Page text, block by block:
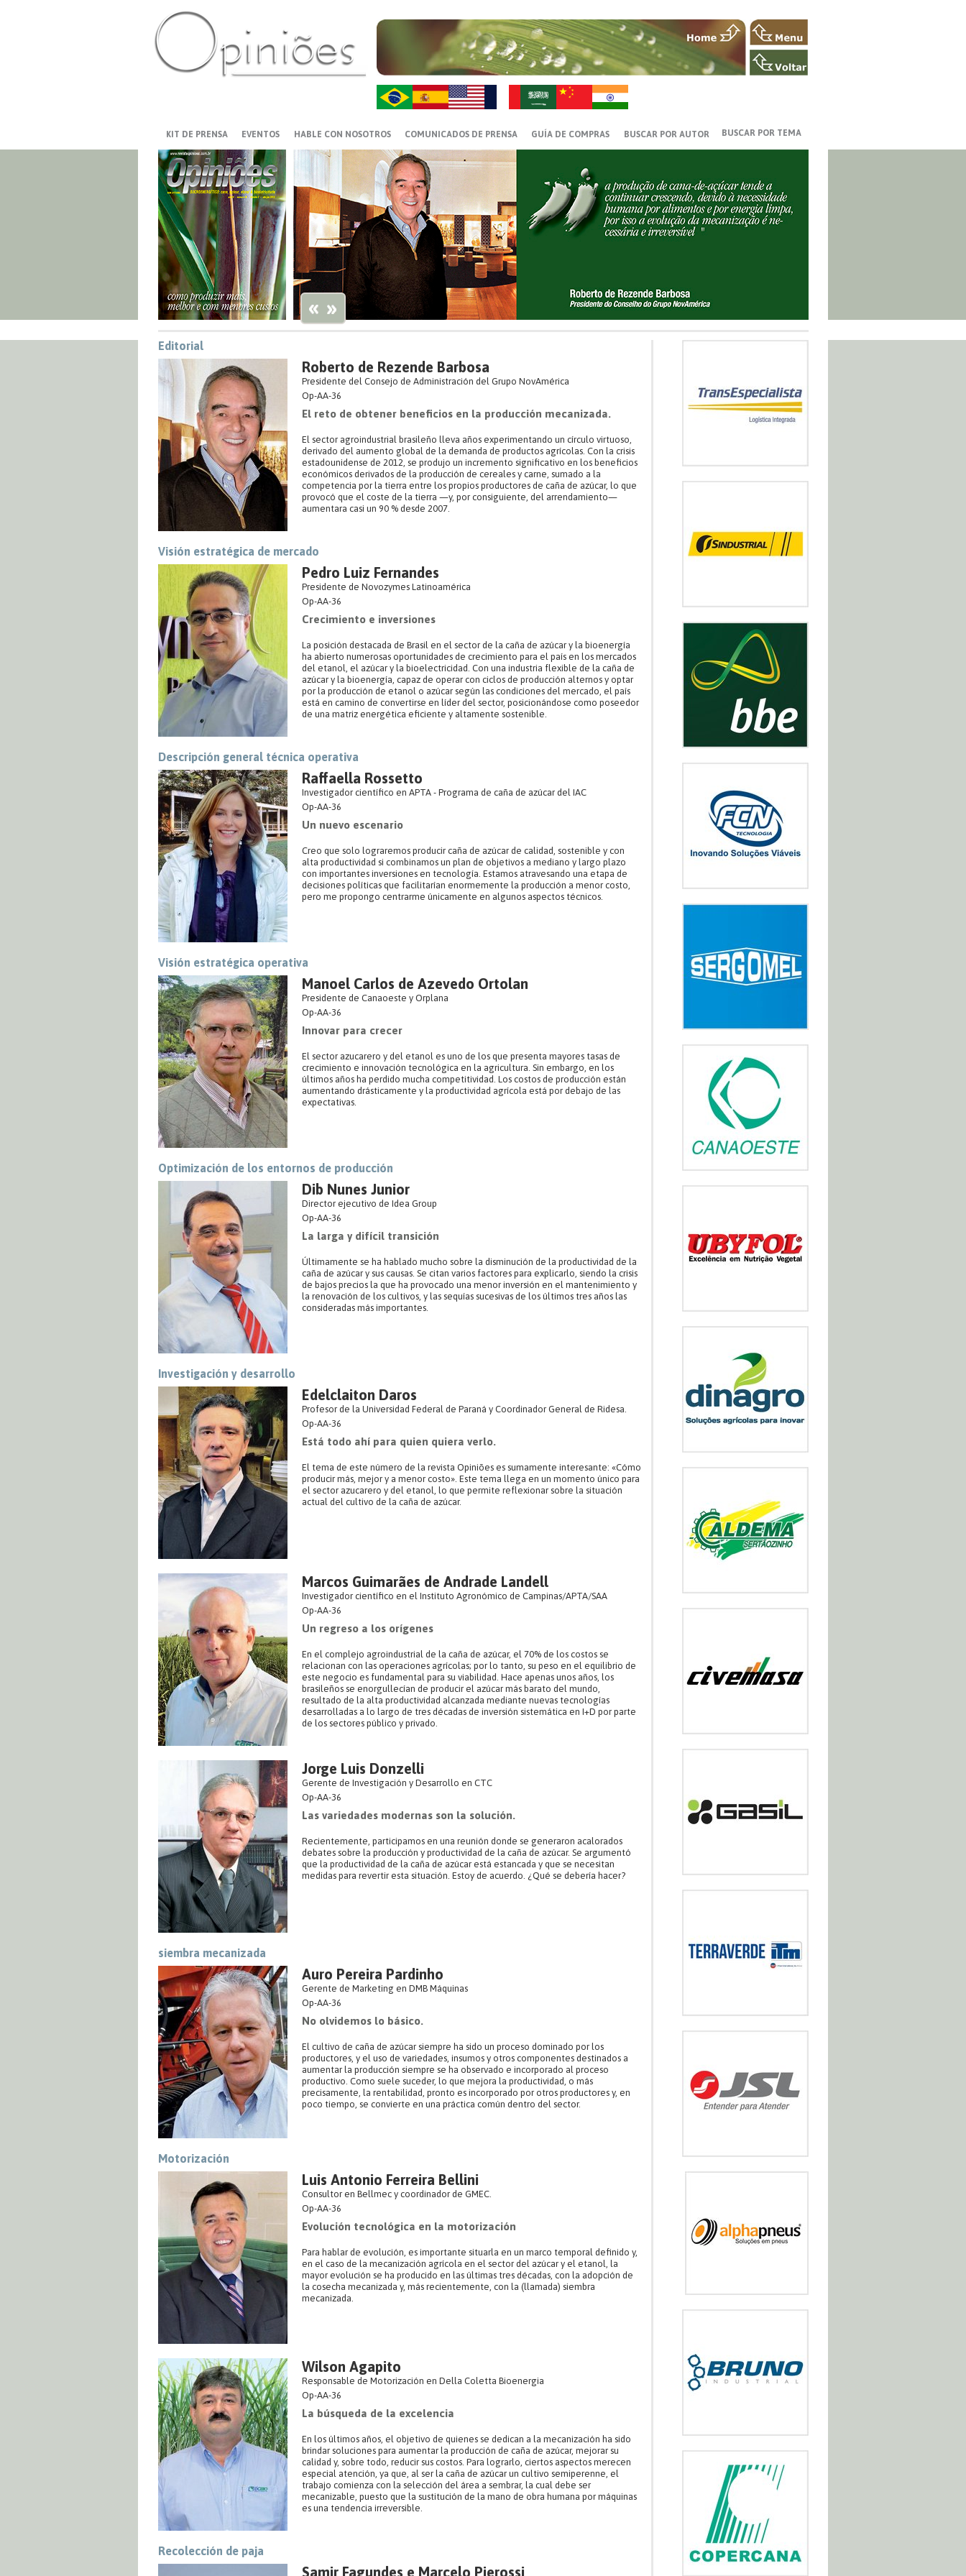
KIT DE PRENSA EVENTOS HABLE CON NOSOTROS COMUNICADOS DE PRENSA GUÍA DE COMPRAS BUSCAR POR AUTOR BUSCAR POR TEMA
Editorial
Roberto de Rezende Barbosa
Presidente del Consejo de Administración del Grupo NovAmérica
Op-AA-36
El reto de obtener beneficios en la producción mecanizada.
El sector agroindustrial brasileño lleva años experimentando un círculo virtuoso,
derivado del aumento global de la demanda de productos agrícolas. Con la crisis
estadounidense de 2012, se produjo un incremento significativo en los beneficios
económicos derivados de la producción de cereales y carne, sumado a la
competencia por la tierra entre los propios productores de caña de azúcar, lo que
provocó que el coste de la tierra —y, por consiguiente, del arrendamiento—
aumentara casi un 90 % desde 2007.
Visión estratégica de mercado
Pedro Luiz Fernandes
Presidente de Novozymes Latinoamérica
Op-AA-36
Crecimiento e inversiones
La posición destacada de Brasil en el sector de la caña de azúcar y la bioenergía
ha abierto numerosas oportunidades de crecimiento para el país en los mercados
del etanol, el azúcar y la bioelectricidad. Con una industria flexible de la caña de
azúcar y la bioenergía, capaz de operar con ciclos de producción alternos y optar
por la producción de etanol o azúcar según las condiciones del mercado, el país
está en camino de convertirse en líder del sector, posicionándose como poseedor
de una matriz energética eficiente y altamente sostenible.
Descripción general técnica operativa
Raffaella Rossetto
Investigador científico en APTA - Programa de caña de azúcar del IAC
Op-AA-36
Un nuevo escenario
Creo que solo lograremos producir caña de azúcar de calidad, sostenible y con
alta productividad si combinamos un plan de objetivos a mediano y largo plazo
con importantes inversiones en tecnología. Estamos atravesando una etapa de
decisiones políticas que facilitarían enormemente la producción a menor costo,
pero me propongo centrarme únicamente en algunos aspectos técnicos.
Visión estratégica operativa
Manoel Carlos de Azevedo Ortolan
Presidente de Canaoeste y Orplana
Op-AA-36
Innovar para crecer
El sector azucarero y del etanol es uno de los que presenta mayores tasas de
crecimiento e innovación tecnológica en la agricultura. Sin embargo, en los
últimos años ha perdido mucha competitividad. Los costos de producción están
aumentando drásticamente y la productividad agrícola está por debajo de las
expectativas.
Optimización de los entornos de producción
Dib Nunes Junior
Director ejecutivo de Idea Group
Op-AA-36
La larga y difícil transición
Últimamente se ha hablado mucho sobre la disminución de la productividad de la
caña de azúcar y sus causas. Se citan varios factores para explicarlo, siendo la crisis
de bajos precios la que ha provocado una menor inversión en el mantenimiento y
la renovación de los cultivos, y las sequías sucesivas de los últimos tres años las
consideradas más importantes.
Investigación y desarrollo
Edelclaiton Daros
Profesor de la Universidad Federal de Paraná y Coordinador General de Ridesa.
Op-AA-36
Está todo ahí para quien quiera verlo.
El tema de este número de la revista Opiniões es sumamente interesante: «Cómo
producir más, mejor y a menor costo». Este tema llega en un momento único para
el sector azucarero y del etanol, lo que permite reflexionar sobre la situación
actual del cultivo de la caña de azúcar.
Marcos Guimarães de Andrade Landell
Investigador científico en el Instituto Agronómico de Campinas/APTA/SAA
Op-AA-36
Un regreso a los orígenes
En el complejo agroindustrial de la caña de azúcar, el 70% de los costos se
relacionan con las operaciones agrícolas; por lo tanto, su peso en el equilibrio de
este negocio es fundamental para su viabilidad. Hace apenas unos años, los
brasileños se enorgullecían de producir el azúcar más barato del mundo,
resultado de la alta productividad alcanzada mediante nuevas tecnologías
desarrolladas a lo largo de tres décadas de inversión sistemática en I+D por parte
de los sectores público y privado.
Jorge Luis Donzelli
Gerente de Investigación y Desarrollo en CTC
Op-AA-36
Las variedades modernas son la solución.
Recientemente, participamos en una reunión donde se generaron acalorados
debates sobre la producción y productividad de la caña de azúcar. Se argumentó
que la productividad de la caña de azúcar está estancada y que se necesitan
medidas para revertir esta situación. Estoy de acuerdo. ¿Qué se debería hacer?
siembra mecanizada
Auro Pereira Pardinho
Gerente de Marketing en DMB Máquinas
Op-AA-36
No olvidemos lo básico.
El cultivo de caña de azúcar siempre ha sido un proceso dominado por los
productores, y el uso de variedades, insumos y otros componentes destinados a
aumentar la producción siempre se ha observado e incorporado al proceso
productivo. Como suele suceder, lo que mejora la productividad, o más
precisamente, la rentabilidad, pronto es incorporado por otros productores y, en
poco tiempo, se convierte en una práctica común dentro del sector.
Motorización
Luis Antonio Ferreira Bellini
Consultor en Bellmec y coordinador de GMEC.
Op-AA-36
Evolución tecnológica en la motorización
Para hablar de evolución, es importante situarla en un marco temporal definido y,
en el caso de la mecanización agrícola en el sector del azúcar y el etanol, la
mayor evolución se ha producido en las últimas tres décadas, con la adopción de
la cosecha mecanizada y, más recientemente, con la (llamada) siembra
mecanizada.
Wilson Agapito
Responsable de Motorización en Della Coletta Bioenergia
Op-AA-36
La búsqueda de la excelencia
En los últimos años, el objetivo de quienes se dedican a la mecanización ha sido
brindar soluciones para aumentar la producción de caña de azúcar, mejorar su
calidad y, sobre todo, reducir sus costos. Para lograrlo, ciertos aspectos merecen
especial atención, ya que, al ser la caña de azúcar un cultivo semiperenne, el
trabajo comienza con la selección del área a sembrar, la cual debe ser
mecanizable, puesto que la sustitución de la mano de obra humana por máquinas
es una tendencia irreversible.
Recolección de paja
Samir Fagundes e Marcelo Pierossi